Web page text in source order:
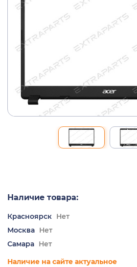
Наличие товара:
Красноярск Нет
Москва Нет
Самара Нет
Наличие на сайте актуальное